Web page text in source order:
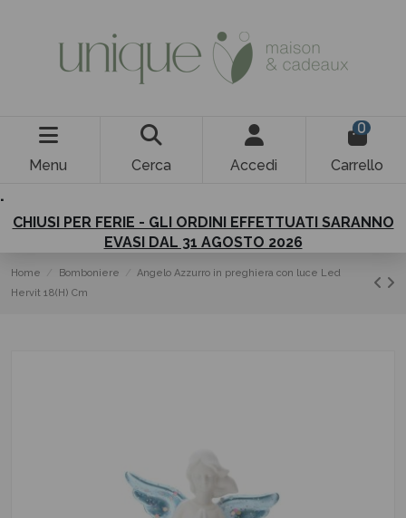
Menu Cerca Accedi
0
Carrello
.
CHIUSI PER FERIE - GLI ORDINI EFFETTUATI SARANNO
EVASI DAL 31 AGOSTO 2026
Home Bomboniere
Angelo Azzurro in preghiera con luce Led
Hervit 18(H) Cm